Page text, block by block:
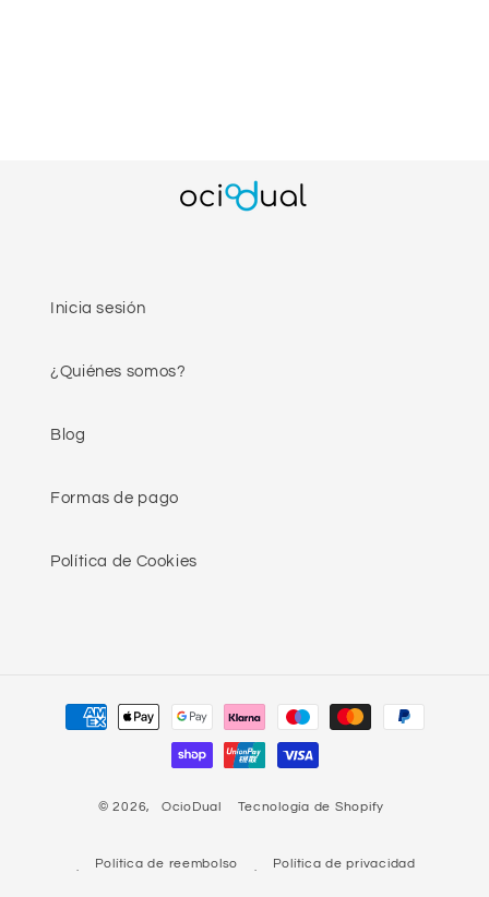
Inicia sesión
¿Quiénes somos?
Blog
Formas de pago
Política de Cookies
Formas
© 2026, OcioDual Tecnología de Shopify
Política de reembolso Política de privacidad